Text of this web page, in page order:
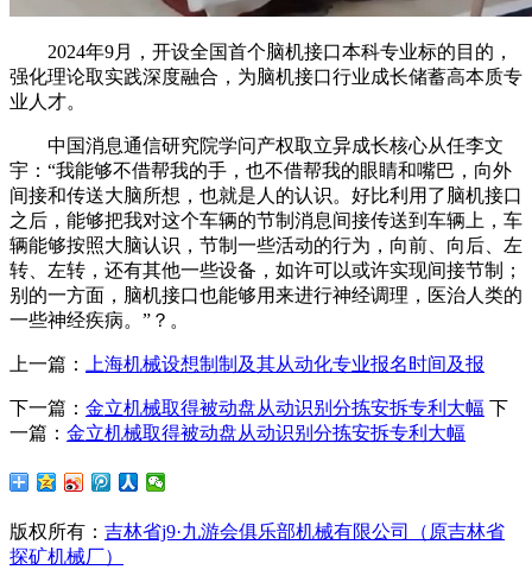
2024年9月，开设全国首个脑机接口本科专业标的目的，
强化理论取实践深度融合，为脑机接口行业成长储蓄高本质专
业人才。
中国消息通信研究院学问产权取立异成长核心从任李文
宇：“我能够不借帮我的手，也不借帮我的眼睛和嘴巴，向外
间接和传送大脑所想，也就是人的认识。好比利用了脑机接口
之后，能够把我对这个车辆的节制消息间接传送到车辆上，车
辆能够按照大脑认识，节制一些活动的行为，向前、向后、左
转、左转，还有其他一些设备，如许可以或许实现间接节制；
别的一方面，脑机接口也能够用来进行神经调理，医治人类的
一些神经疾病。”？。
上一篇： 上海机械设想制制及其从动化专业报名时间及报
下一篇： 金立机械取得被动盘从动识别分拣安拆专利大幅 下
一篇： 金立机械取得被动盘从动识别分拣安拆专利大幅
版权所有： 吉林省j9·九游会俱乐部机械有限公司（原吉林省
探矿机械厂）